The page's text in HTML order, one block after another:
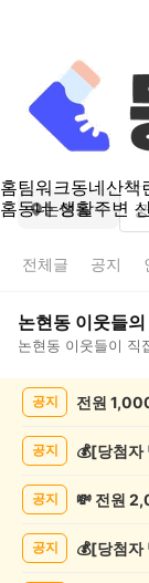
홈팀워크동네산책
홈동네 생활주변
논현동
전체글 공지
논현동 이웃들의
논현동 이웃들이 직
공지 전원
공지
공지
공지